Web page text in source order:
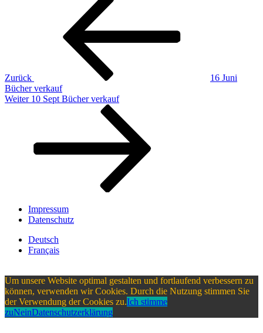
Zurück
16 Juni
Bücher verkauf
Nächster
Weiter 10 Sept Bücher verkauf
Impressum
Datenschutz
Deutsch
Français
Um unsere Website optimal gestalten und fortlaufend verbessern zu
können, verwenden wir Cookies. Durch die Nutzung stimmen Sie
der Verwendung der Cookies zu.Ich stimme
zuNeinDatenschutzerklärung